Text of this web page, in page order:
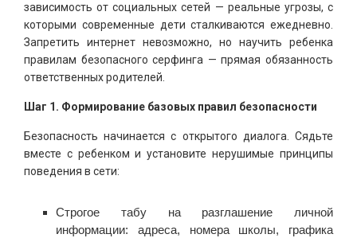
зависимость от социальных сетей — реальные угрозы, с
которыми современные дети сталкиваются ежедневно.
Запретить интернет невозможно, но научить ребенка
правилам безопасного серфинга — прямая обязанность
ответственных родителей.
Шаг 1. Формирование базовых правил безопасности
Безопасность начинается с открытого диалога. Сядьте
вместе с ребенком и установите нерушимые принципы
поведения в сети:
Строгое табу на разглашение личной
информации: адреса, номера школы, графика